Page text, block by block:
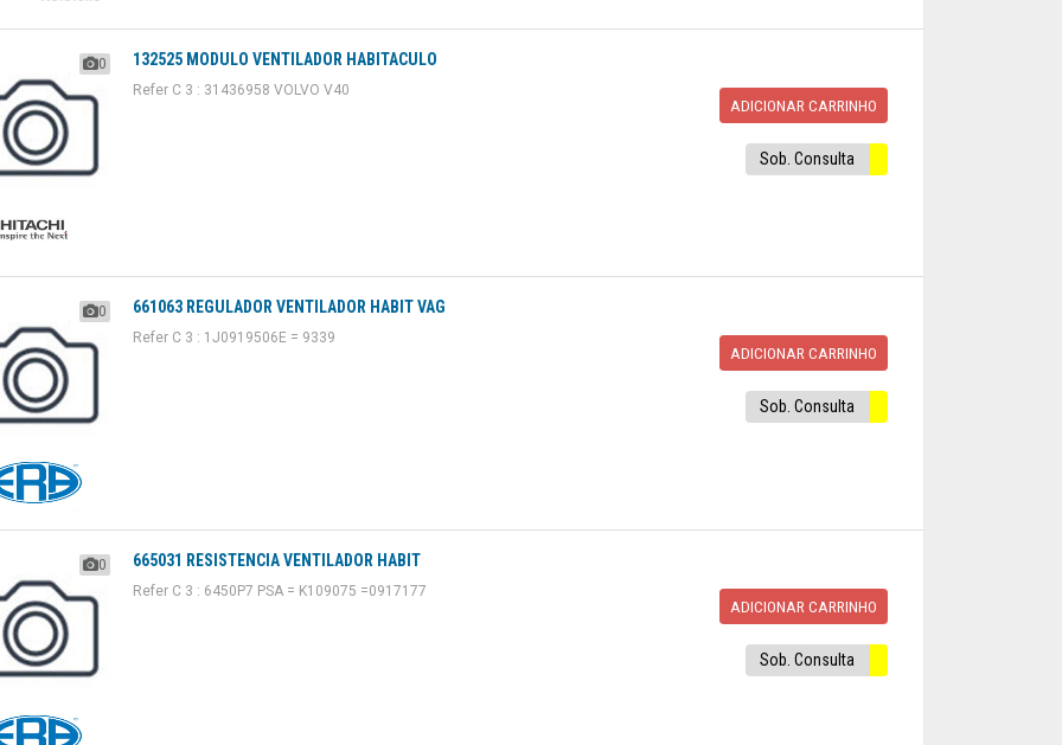
0 132525 MODULO VENTILADOR HABITACULO
Refer C 3 : 31436958 VOLVO V40
ADICIONAR CARRINHO
Sob. Consulta
0 661063 REGULADOR VENTILADOR HABIT VAG
Refer C 3 : 1J0919506E = 9339
ADICIONAR CARRINHO
Sob. Consulta
0 665031 RESISTENCIA VENTILADOR HABIT
Refer C 3 : 6450P7 PSA = K109075 =0917177
ADICIONAR CARRINHO
Sob. Consulta